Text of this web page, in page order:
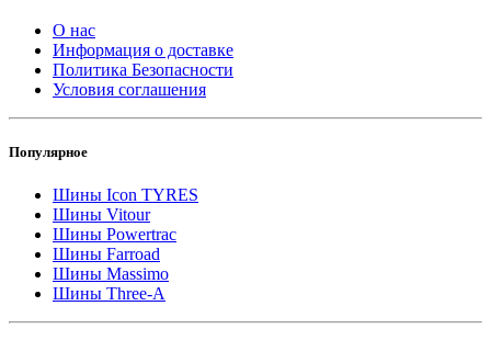
О нас
Информация о доставке
Политика Безопасности
Условия соглашения
Популярное
Шины Icon TYRES
Шины Vitour
Шины Powertrac
Шины Farroad
Шины Massimo
Шины Three-A